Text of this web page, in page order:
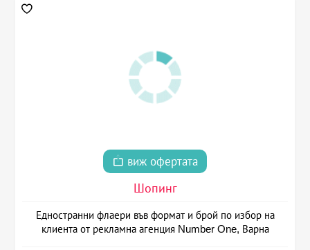
виж офертата
Шопинг
Едностранни флаери във формат и брой по избор на
клиента от рекламна агенция Number One, Варна